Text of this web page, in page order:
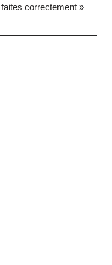
correctement »